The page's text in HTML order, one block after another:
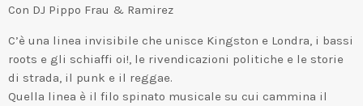
Con DJ Pippo Frau & Ramirez
C’è una linea invisibile che unisce Kingston e Londra, i bassi
roots e gli schiaffi oi!, le rivendicazioni politiche e le storie
di strada, il punk e il reggae.
Quella linea è il filo spinato musicale su cui cammina il